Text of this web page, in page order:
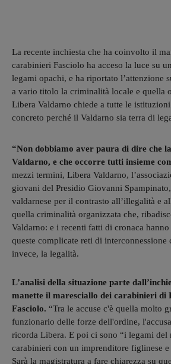
La recente inchiesta che ha coinvolto il
carabinieri Fasciolo ha acceso la luce su
legami opachi, e ha riportato l’attenzione
a vario titolo la criminalità locale e quella
Libera Valdarno chiede a tutte le
concreto perché il Valdarno sia terra di
“Non dobbiamo aver paura di dire che
Valdarno, e che occorre tutti insieme
mezzi termini, Libera Valdarno,
giovani del Presidio Giovanni
valdarnese per il contrasto all’illegalità e
quella criminalità organizzata che,
Valdarno: e i recenti fatti di cronaca hanno
queste complicate reti di interconnessione
invece, la legalità.
L’analisi della situazione parte
manette il maresciallo dei carabinieri di
Fasciolo. “Tra le accuse c'è quella molto
funzionario delle forze dell'ordine,
ricorda Libera. E poi ci sono “i legami del
carabinieri con un imprenditore figlinese e
Sarà la magistratura a fare chiarezza su